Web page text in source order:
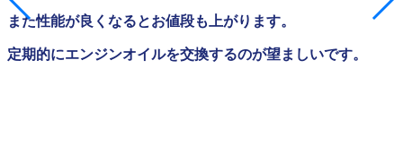
また性能が良くなるとお値段も上がります。
定期的にエンジンオイルを交換するのが望ましいです。